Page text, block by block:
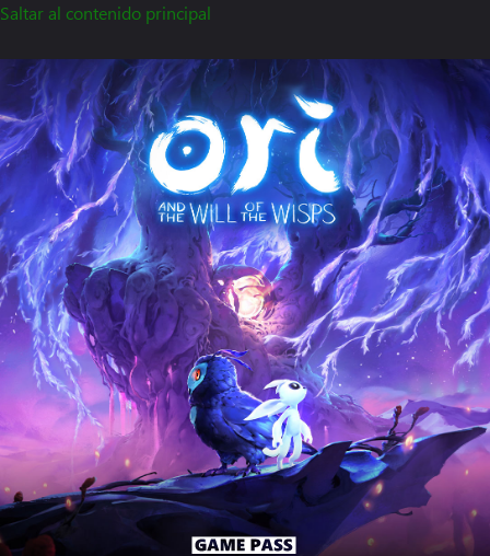
Saltar al contenido principal